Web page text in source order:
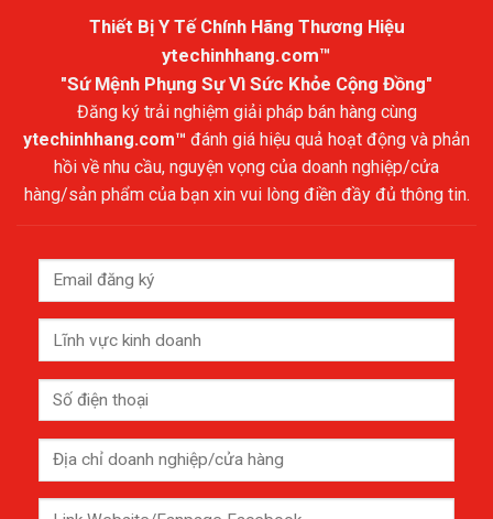
Thiết Bị Y Tế Chính Hãng Thương Hiệu
ytechinhhang.com™
"Sứ Mệnh Phụng Sự Vì Sức Khỏe Cộng Đồng"
Đăng ký trải nghiệm giải pháp bán hàng cùng
ytechinhhang.com™ đánh giá hiệu quả hoạt động và phản
hồi về nhu cầu, nguyện vọng của doanh nghiệp/cửa
hàng/sản phẩm của bạn xin vui lòng điền đầy đủ thông tin.